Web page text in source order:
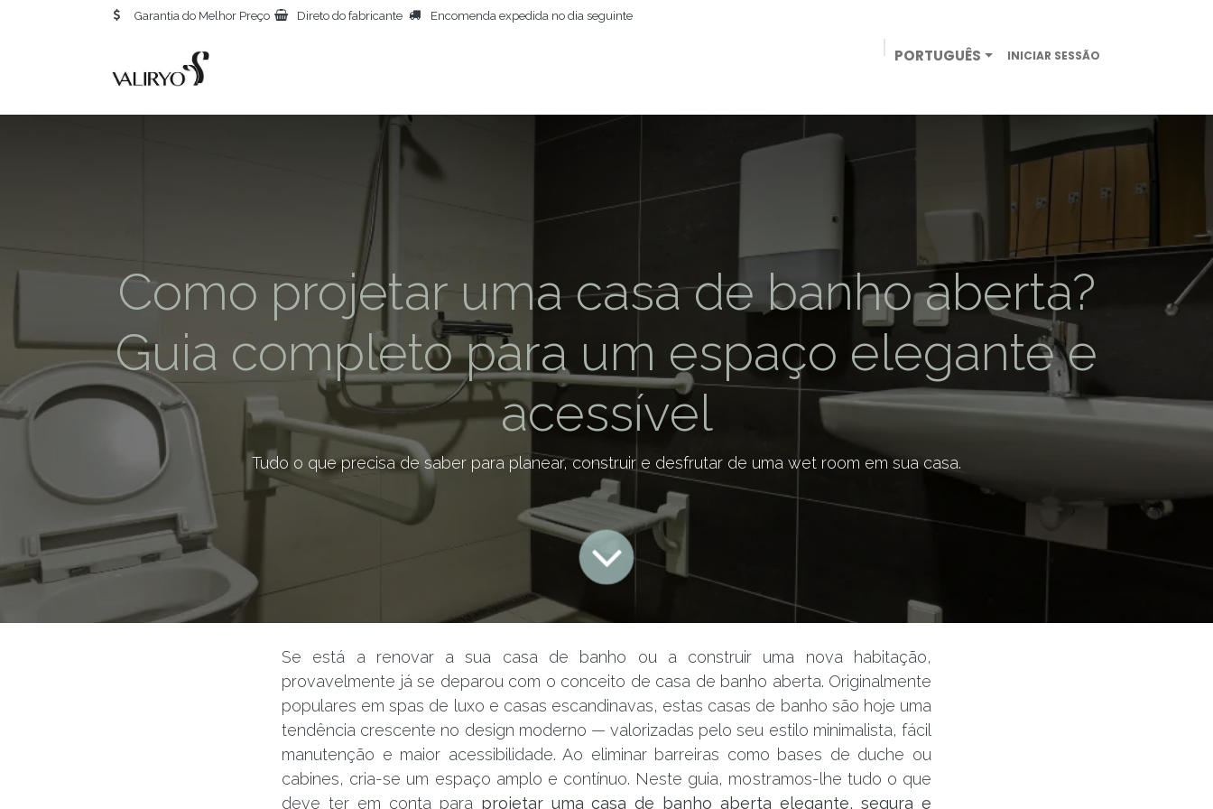
Garantia do Melhor Preço Direto do fabricante Encomenda expedida no dia seguinte
PORTUGUÊS INICIAR SESSÃO
Como projetar uma casa de banho aberta?
Guia completo para um espaço elegante e
acessível
Tudo o que precisa de saber para planear, construir e desfrutar de uma wet room em sua casa.
Se está a renovar a sua casa de banho ou a construir uma nova habitação,
provavelmente já se deparou com o conceito de casa de banho aberta. Originalmente
populares em spas de luxo e casas escandinavas, estas casas de banho são hoje uma
tendência crescente no design moderno — valorizadas pelo seu estilo minimalista, fácil
manutenção e maior acessibilidade. Ao eliminar barreiras como bases de duche ou
cabines, cria-se um espaço amplo e contínuo. Neste guia, mostramos-lhe tudo o que
deve ter em conta para projetar uma casa de banho aberta elegante, segura e